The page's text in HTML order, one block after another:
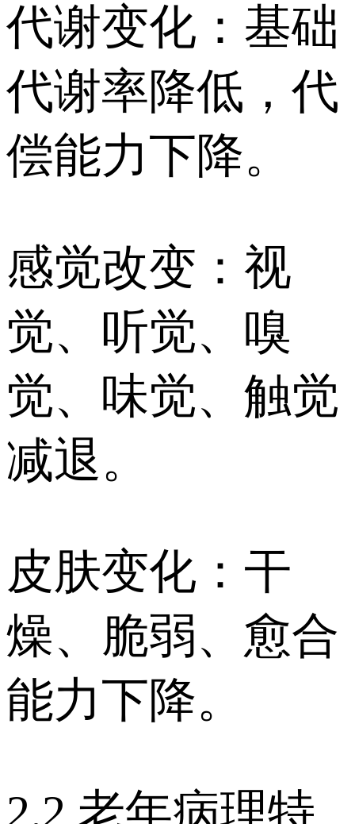
代谢变化：基础
代谢率降低，代
偿能力下降。
感觉改变：视
觉、听觉、嗅
觉、味觉、触觉
减退。
皮肤变化：干
燥、脆弱、愈合
能力下降。
2.2 老年病理特